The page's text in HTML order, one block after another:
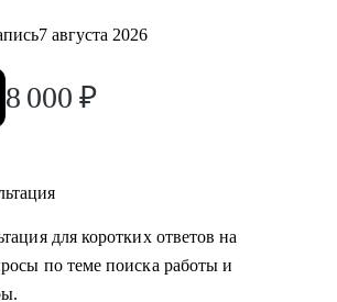
и определением перспектив. Могу
когда профессиональная поддержка
7 августа 2026
8 000 ₽
для коротких ответов на
по теме поиска работы и